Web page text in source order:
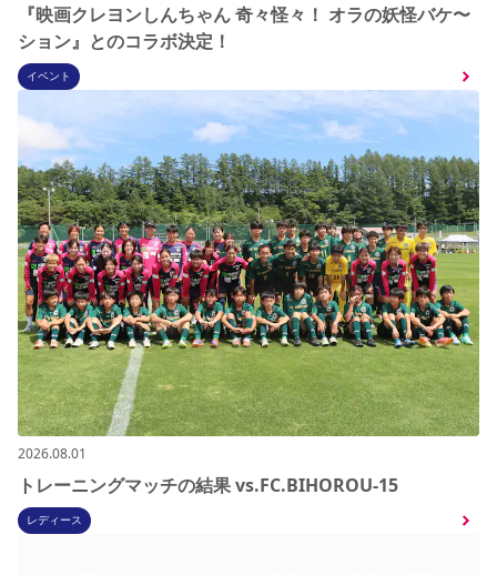
『映画クレヨンしんちゃん 奇々怪々！ オラの妖怪バケ〜
ション』とのコラボ決定！
イベント
2026.08.01
トレーニングマッチの結果 vs.FC.BIHOROU-15
レディース